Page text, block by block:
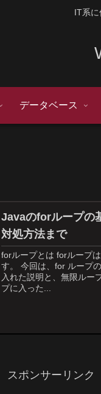
IT系に
データベース
Javaのforループの
対処方法まで
forループとは forループ
す。 今回は、for ループ
入れた説明と、無限ルー
プに入った...
スポンサーリンク